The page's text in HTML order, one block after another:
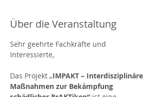
Über die Veranstaltung
Sehr geehrte Fachkräfte und
Interessierte,
Das Projekt „IMPAKT – Interdisziplinäre
Maßnahmen zur Bekämpfung